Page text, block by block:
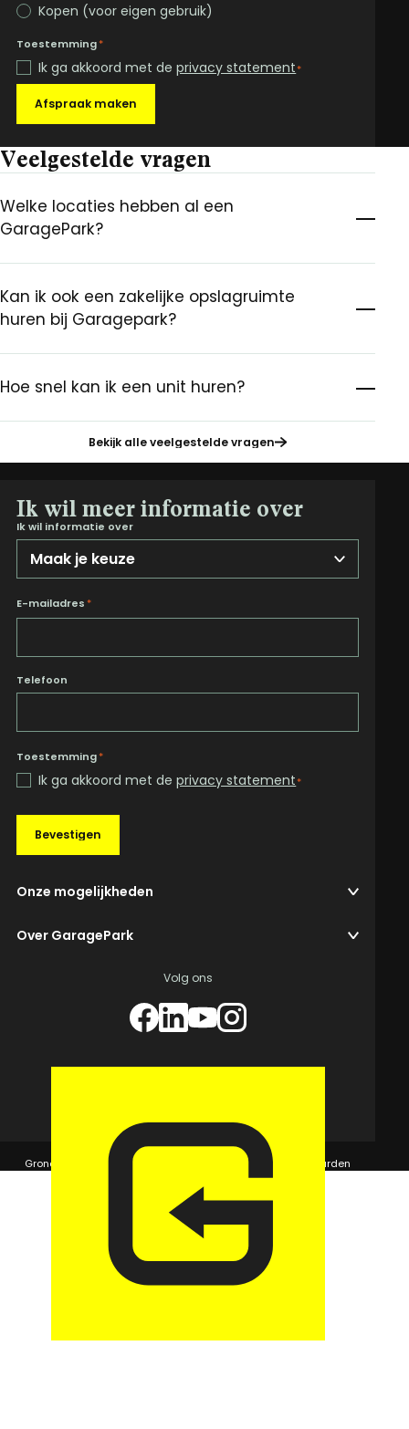
Kopen (voor eigen gebruik)
Toestemming*
Ik ga akkoord met deprivacy statement*
Afspraak maken
Veelgestelde vragen
Welke locaties hebben al een
GaragePark?
Kan ik ook een zakelijke opslagruimte
huren bij Garagepark?
Hoe snel kan ik een unit huren?
Bekijk alle veelgestelde vragen
Ik wil meer informatie over
Ik wil informatie over
E-mailadres *
Telefoon
Toestemming*
Ik ga akkoord met deprivacy statement*
Bevestigen
Onze mogelijkheden
Over GaragePark
Volg ons
© 2026 GaragePark.
Grondposities
365Beheer & GaragePark Algemene voorwaarden